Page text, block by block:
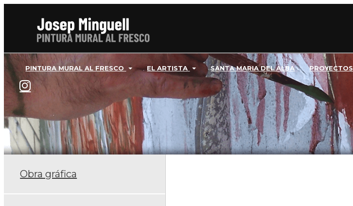
PINTURA MURAL AL FRESCO EL ARTISTA SANTA MARIA DEL ALBA PROYECTOS
Obra gráfica